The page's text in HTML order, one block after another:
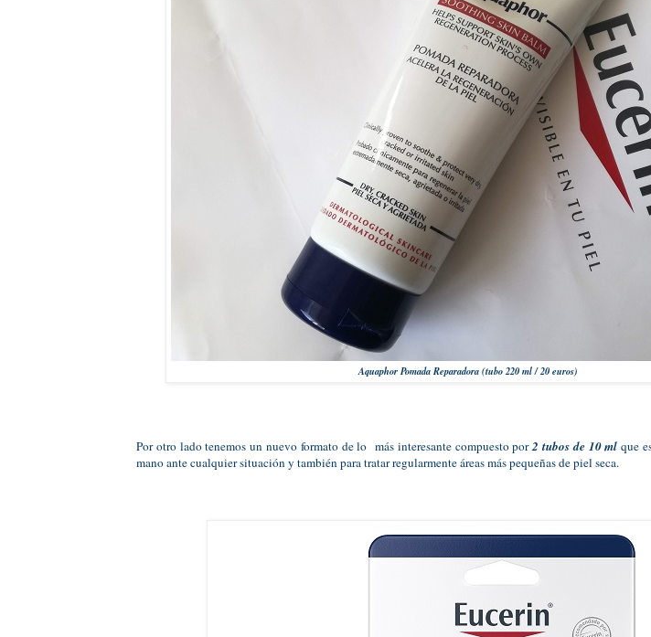
Aquaphor Pomada Reparadora (tubo 220 ml / 20 euros)
Por otro lado tenemos un nuevo formato de lo más interesante compuesto por2 tubos de 10 ml que
mano ante cualquier situación y también para tratar regularmente áreas más pequeñas de piel seca.